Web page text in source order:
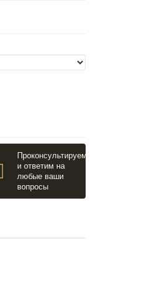
Проконсультируем
и ответим на
любые ваши
вопросы